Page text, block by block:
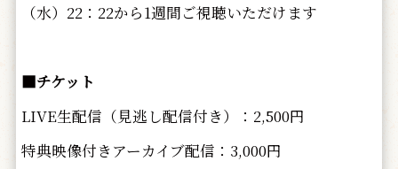
（水）22：22から1週間ご視聴いただけます
■チケット
LIVE生配信（見逃し配信付き）：2,500円
特典映像付きアーカイブ配信：3,000円